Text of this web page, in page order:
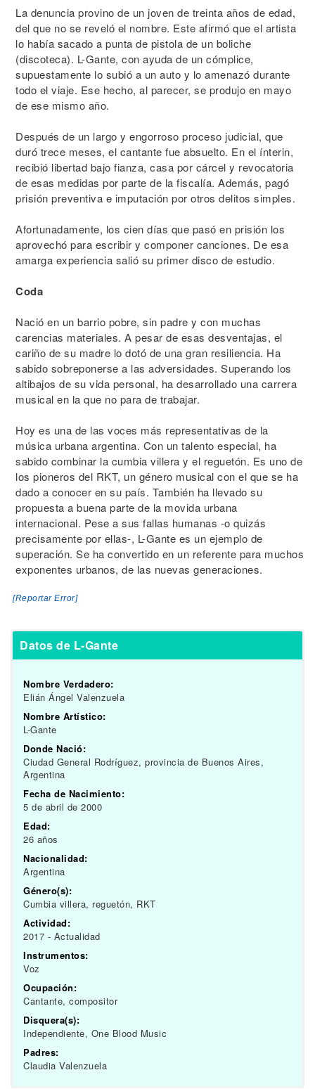
La denuncia provino de un joven de treinta años de edad,
del que no se reveló el nombre. Este afirmó que el artista
lo había sacado a punta de pistola de un boliche
(discoteca). L-Gante, con ayuda de un cómplice,
supuestamente lo subió a un auto y lo amenazó durante
todo el viaje. Ese hecho, al parecer, se produjo en mayo
de ese mismo año.
Después de un largo y engorroso proceso judicial, que
duró trece meses, el cantante fue absuelto. En el ínterin,
recibió libertad bajo fianza, casa por cárcel y revocatoria
de esas medidas por parte de la fiscalía. Además, pagó
prisión preventiva e imputación por otros delitos simples.
Afortunadamente, los cien días que pasó en prisión los
aprovechó para escribir y componer canciones. De esa
amarga experiencia salió su primer disco de estudio.
Coda
Nació en un barrio pobre, sin padre y con muchas
carencias materiales. A pesar de esas desventajas, el
cariño de su madre lo dotó de una gran resiliencia. Ha
sabido sobreponerse a las adversidades. Superando los
altibajos de su vida personal, ha desarrollado una carrera
musical en la que no para de trabajar.
Hoy es una de las voces más representativas de la
música urbana argentina. Con un talento especial, ha
sabido combinar la cumbia villera y el reguetón. Es uno de
los pioneros del RKT, un género musical con el que se ha
dado a conocer en su país. También ha llevado su
propuesta a buena parte de la movida urbana
internacional. Pese a sus fallas humanas -o quizás
precisamente por ellas-, L-Gante es un ejemplo de
superación. Se ha convertido en un referente para muchos
exponentes urbanos, de las nuevas generaciones.
[Reportar Error]
Datos de L-Gante
Nombre Verdadero:
Elián Ángel Valenzuela
Nombre Artístico:
L-Gante
Donde Nació:
Ciudad General Rodríguez, provincia de Buenos Aires,
Argentina
Fecha de Nacimiento:
5 de abril de 2000
Edad:
26 años
Nacionalidad:
Argentina
Género(s):
Cumbia villera, reguetón, RKT
Actividad:
2017 - Actualidad
Instrumentos:
Voz
Ocupación:
Cantante, compositor
Disquera(s):
Independiente, One Blood Music
Padres:
Claudia Valenzuela